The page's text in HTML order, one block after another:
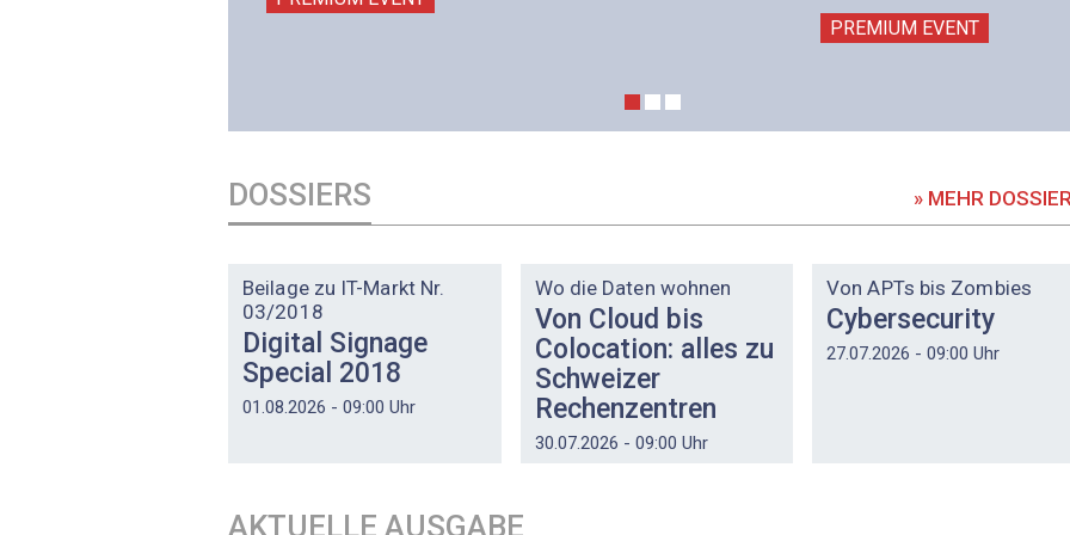
PREMIUM EVENT
DOSSIERS » MEHR
Beilage zu IT-Markt Nr.
03/2018
Digital Signage
Special 2018
01.08.2026 - 09:00 Uhr
Wo die Daten wohnen
Von Cloud bis
Colocation: alles zu
Schweizer
Rechenzentren
30.07.2026 - 09:00 Uhr
Von APTs bis Zombies
Cybersecurity
27.07.2026 - 09:00 Uhr
AKTUELLE AUSGABE